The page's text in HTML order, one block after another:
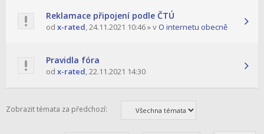
Reklamace připojení podle ČTÚ
od x-rated,24.11.2021 10:46» v O internetu obecně
Pravidla fóra
od x-rated,22.11.2021 14:30
Zobrazit témata za předchozí: